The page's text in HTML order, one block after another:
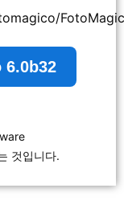
6.0b32
것입니다.